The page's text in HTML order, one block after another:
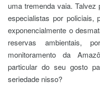
uma tremenda vaia.
especialistas por policiais,
exponencialmente o
reservas ambientais,
monitoramento da
particular do seu gosto
seriedade nisso?